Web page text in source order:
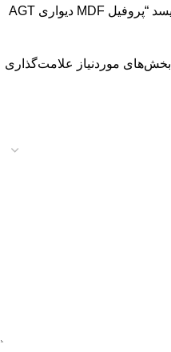
اولین کسی باشید که دیدگاهی می نویسد “پروفیل MDF دیواری AGT
بخش‌های موردنیاز علامت‌گذاری